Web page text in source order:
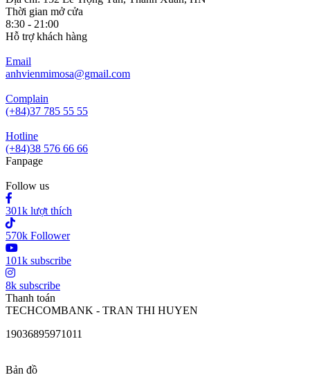
Thời gian mở cửa
8:30 - 21:00
Hỗ trợ khách hàng
Email
anhvienmimosa@gmail.com
Complain
(+84)37 785 55 55
Hotline
(+84)38 576 66 66
Fanpage
Follow us
301k lượt thích
570k Follower
101k subscribe
8k subscribe
Thanh toán
TECHCOMBANK - TRAN THI HUYEN
19036895971011
Bản đồ